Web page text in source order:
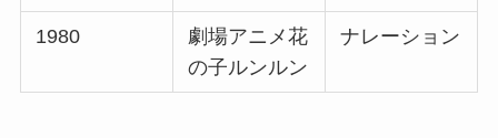
1980
劇場アニメ花
の子ルンルン
ナレーション